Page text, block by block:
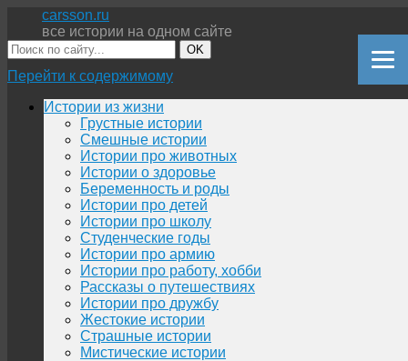
carsson.ru
все истории на одном сайте
OK
Перейти к содержимому
Истории из жизни
Грустные истории
Смешные истории
Истории про животных
Истории о здоровье
Беременность и роды
Истории про детей
Истории про школу
Студенческие годы
Истории про армию
Истории про работу, хобби
Рассказы о путешествиях
Истории про дружбу
Жестокие истории
Страшные истории
Мистические истории